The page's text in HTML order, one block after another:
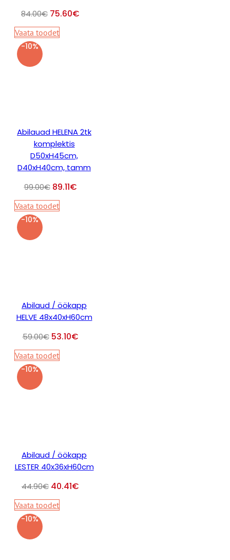
84.00€ 75.60€
Vaata toodet
-10%
Abilauad HELENA 2tk
komplektis
D50xH45cm,
D40xH40cm, tamm
99.00€ 89.11€
Vaata toodet
-10%
Abilaud / öökapp
HELVE 48x40xH60cm
59.00€ 53.10€
Vaata toodet
-10%
Abilaud / öökapp
LESTER 40x36xH60cm
44.90€ 40.41€
Vaata toodet
-10%